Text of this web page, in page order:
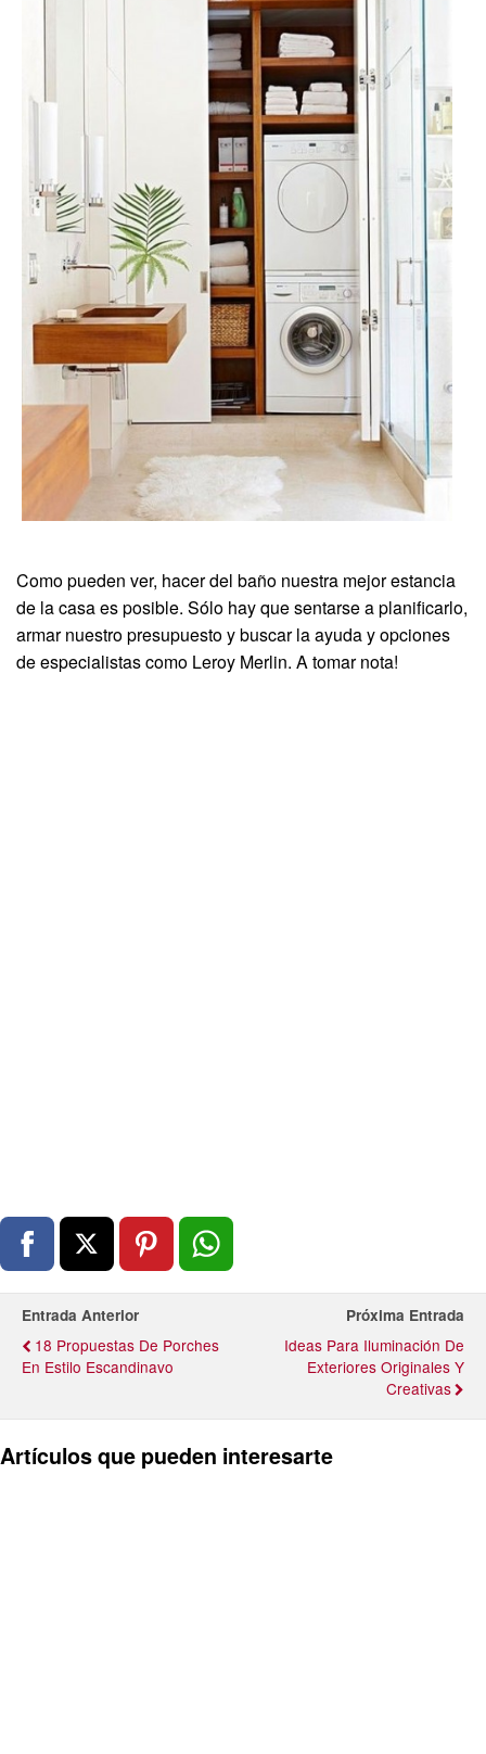
Como pueden ver, hacer del baño nuestra mejor estancia
de la casa es posible. Sólo hay que sentarse a planificarlo,
armar nuestro presupuesto y buscar la ayuda y opciones
de especialistas como Leroy Merlin. A tomar nota!
Entrada Anterior
18 Propuestas De Porches
En Estilo Escandinavo
Próxima Entrada
Ideas Para Iluminación De
Exteriores Originales Y
Creativas
Artículos que pueden interesarte